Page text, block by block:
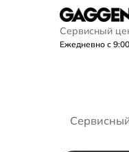
Сервисный
Ежедневно с